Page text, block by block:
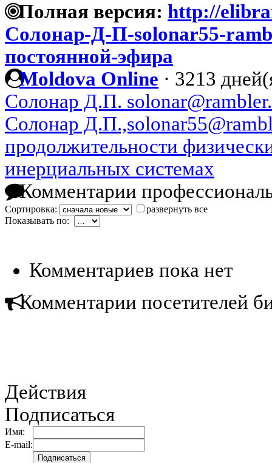
Полная версия: http://
Солонар-Д-П-solonar55-
постоянной-эфира
Moldova Online · 3213
Солонар Д.П.
Солонар
продолжительности
инерциальных системах
Комментарии
Сортировка:
развернуть все
Показывать по:
Комментариев пока нет
Комментарии посетителей
Действия
Подписаться
Имя:
E-mail: